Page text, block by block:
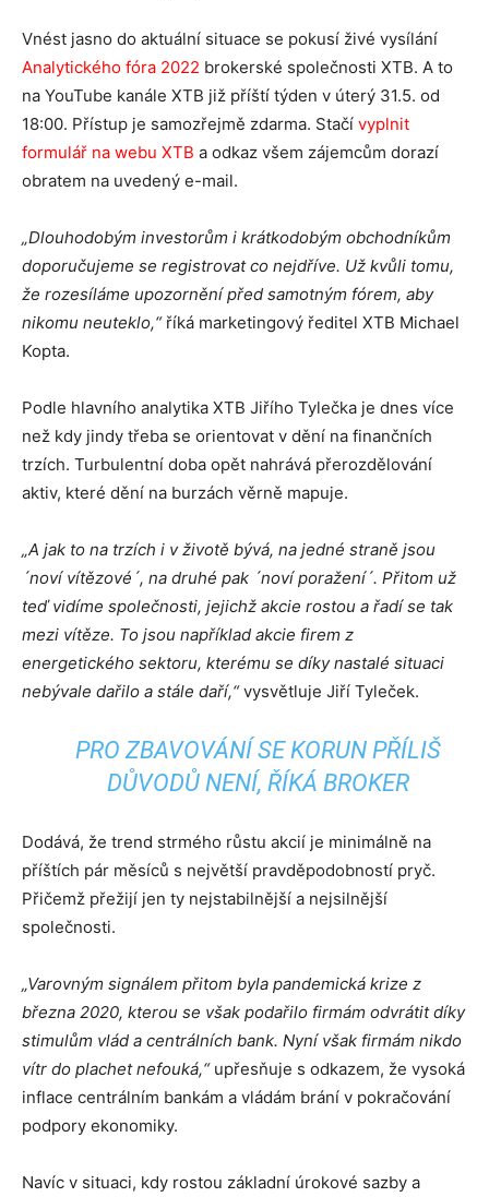
Vnést jasno do aktuální situace se pokusí živé vysílání
Analytického fóra 2022 brokerské společnosti XTB. A to
na YouTube kanále XTB již příští týden v úterý 31.5. od
18:00. Přístup je samozřejmě zdarma. Stačí vyplnit
formulář na webu XTB a odkaz všem zájemcům dorazí
obratem na uvedený e-mail.
„Dlouhodobým investorům i krátkodobým obchodníkům
doporučujeme se registrovat co nejdříve. Už kvůli tomu,
že rozesíláme upozornění před samotným fórem, aby
nikomu neuteklo,“ říká marketingový ředitel XTB Michael
Kopta.
Podle hlavního analytika XTB Jiřího Tylečka je dnes více
než kdy jindy třeba se orientovat v dění na finančních
trzích. Turbulentní doba opět nahrává přerozdělování
aktiv, které dění na burzách věrně mapuje.
„A jak to na trzích i v životě bývá, na jedné straně jsou
´noví vítězové´, na druhé pak ´noví poražení´. Přitom už
teď vidíme společnosti, jejichž akcie rostou a řadí se tak
mezi vítěze. To jsou například akcie firem z
energetického sektoru, kterému se díky nastalé situaci
nebývale dařilo a stále daří,“vysvětluje Jiří Tyleček.
PRO ZBAVOVÁNÍ SE KORUN PŘÍLIŠ
DŮVODŮ NENÍ, ŘÍKÁ BROKER
Dodává, že trend strmého růstu akcií je minimálně na
příštích pár měsíců s největší pravděpodobností pryč.
Přičemž přežijí jen ty nejstabilnější a nejsilnější
společnosti.
„Varovným signálem přitom byla pandemická krize z
března 2020, kterou se však podařilo firmám odvrátit díky
stimulům vlád a centrálních bank. Nyní však firmám nikdo
vítr do plachet nefouká,“upřesňuje s odkazem, že vysoká
inflace centrálním bankám a vládám brání v pokračování
podpory ekonomiky.
Navíc v situaci, kdy rostou základní úrokové sazby a